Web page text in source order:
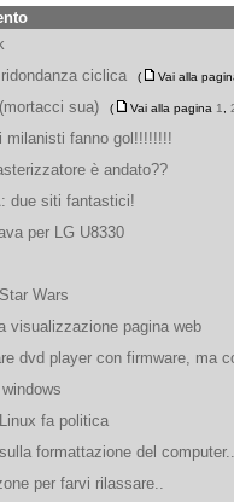
ciclica
( Vai alla
sua) ( Vai alla pagina 1
milanisti fanno gol!!!!!!!!
è andato??
due siti fantastici!
per LG U8330
Wars
visualizzazione pagina web
dvd player con firmware, ma
fa politica
formattazione del
per farvi rilassare..